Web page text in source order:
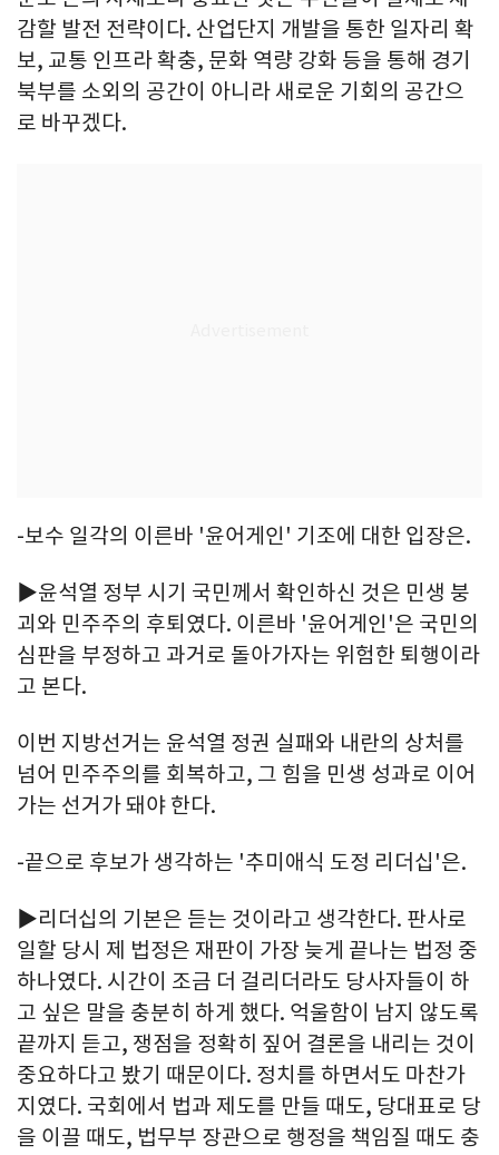
감할 발전 전략이다. 산업단지 개발을 통한 일자리 확
보, 교통 인프라 확충, 문화 역량 강화 등을 통해 경기
북부를 소외의 공간이 아니라 새로운 기회의 공간으
로 바꾸겠다.
-보수 일각의 이른바 '윤어게인' 기조에 대한 입장은.
▶윤석열 정부 시기 국민께서 확인하신 것은 민생 붕
괴와 민주주의 후퇴였다. 이른바 '윤어게인'은 국민의
심판을 부정하고 과거로 돌아가자는 위험한 퇴행이라
고 본다.
이번 지방선거는 윤석열 정권 실패와 내란의 상처를
넘어 민주주의를 회복하고, 그 힘을 민생 성과로 이어
가는 선거가 돼야 한다.
-끝으로 후보가 생각하는 '추미애식 도정 리더십'은.
▶리더십의 기본은 듣는 것이라고 생각한다. 판사로
일할 당시 제 법정은 재판이 가장 늦게 끝나는 법정 중
하나였다. 시간이 조금 더 걸리더라도 당사자들이 하
고 싶은 말을 충분히 하게 했다. 억울함이 남지 않도록
끝까지 듣고, 쟁점을 정확히 짚어 결론을 내리는 것이
중요하다고 봤기 때문이다. 정치를 하면서도 마찬가
지였다. 국회에서 법과 제도를 만들 때도, 당대표로 당
을 이끌 때도, 법무부 장관으로 행정을 책임질 때도 충